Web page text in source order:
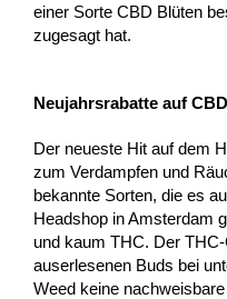
einer Sorte CBD Blüten
zugesagt hat.
Neujahrsrabatte auf
Der neueste Hit auf dem
zum Verdampfen und
bekannte Sorten, die es
Headshop in Amsterdam
und kaum THC. Der
auserlesenen Buds bei
Weed keine